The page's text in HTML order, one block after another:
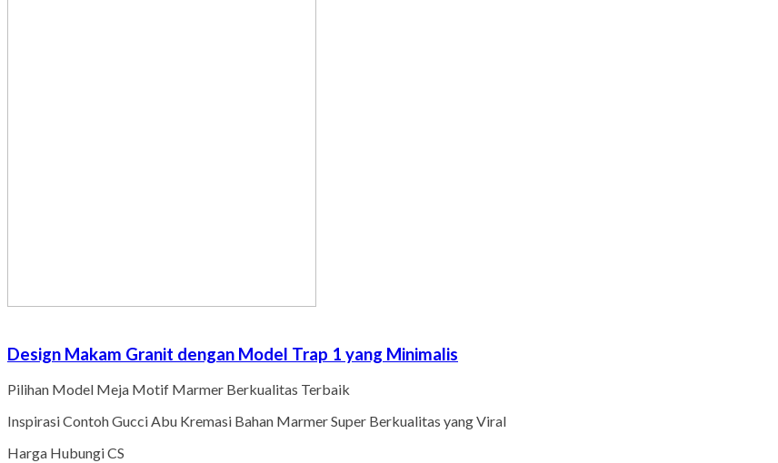
Design Makam Granit dengan Model Trap 1 yang Minimalis
Pilihan Model Meja Motif Marmer Berkualitas Terbaik
Inspirasi Contoh Gucci Abu Kremasi Bahan Marmer Super Berkualitas yang Viral
Harga Hubungi CS